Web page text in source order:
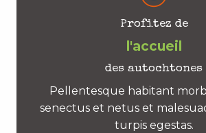
Profitez de
l'accueil
des autochtones
Pellentesque habitant
senectus et netus et
turpis egestas.